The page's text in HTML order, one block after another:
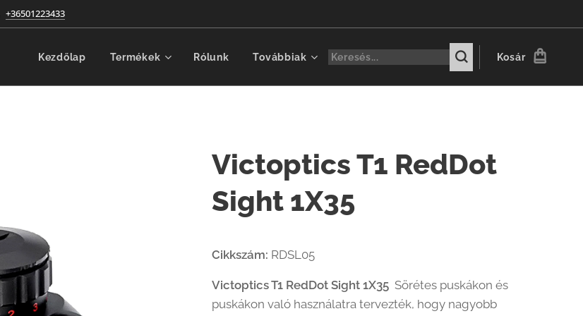
+36501223433
Kezdőlap Termékek Rólunk Továbbiak Kosár
Victoptics T1 RedDot
Sight 1X35
Cikkszám: RDSL05
Victoptics T1 RedDot Sight 1X35 Sörétes puskákon és
puskákon való használatra tervezték, hogy nagyobb